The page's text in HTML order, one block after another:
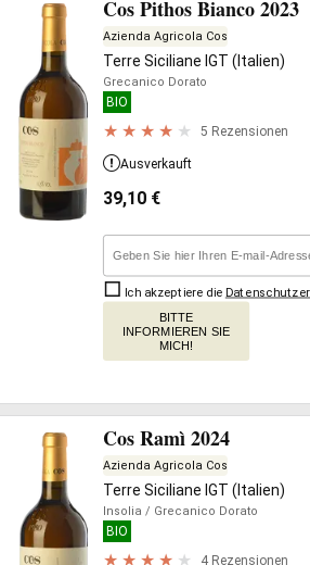
Cos Pithos Bianco 2023
Azienda Agricola Cos
Terre Siciliane IGT (Italien)
Grecanico Dorato
BIO
5 Rezensionen
Ausverkauft
39,10 €
Ich akzeptiere die
BITTE
INFORMIEREN SIE
MICH!
Cos Ramì 2024
Azienda Agricola Cos
Terre Siciliane IGT (Italien)
Insolia / Grecanico Dorato
BIO
4 Rezensionen